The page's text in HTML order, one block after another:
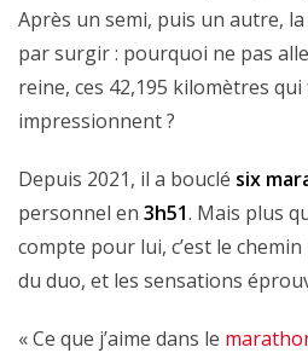
Après un semi, puis un autre,
par surgir : pourquoi ne pas
reine, ces 42,195 kilomètres
impressionnent ?
Depuis 2021, il a bouclé six
personnel en 3h51. Mais plus
compte pour lui, c’est le
du duo, et les sensations
« Ce que j’aime dans le